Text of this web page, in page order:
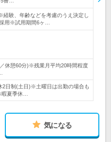
経験、年齢などを考慮のうえ決定し
用※試用期間6ヶ…
休憩60分)※残業月平均20時間程度
2日制(土日)※土曜日は出勤の場合も
夏季休…
気になる